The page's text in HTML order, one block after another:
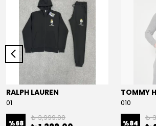
RALPH LAUREN
01
%68
₺ 3,999.00
TOMMY
010
%84
₺